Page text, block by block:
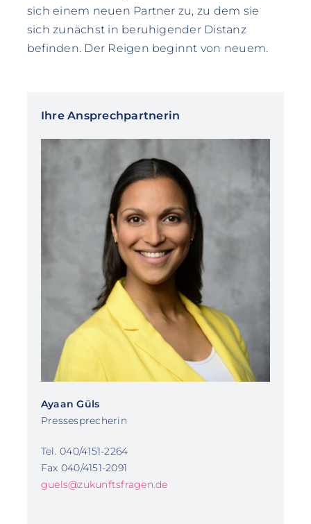
sich einem neuen Partner zu, zu dem sie
sich zunächst in beruhigender Distanz
befinden. Der Reigen beginnt von neuem.
Ihre Ansprechpartnerin
Ayaan Güls
Pressesprecherin
Tel. 040/4151-2264
Fax 040/4151-2091
guels@zukunftsfragen.de